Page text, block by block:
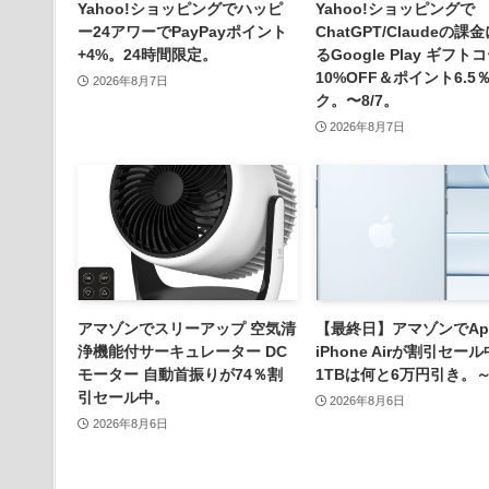
Yahoo!ショッピングでハッピ
ー24アワーでPayPayポイント
+4%。24時間限定。
2026年8月7日
Yahoo!ショッピングで
ChatGPT/Claudeの課金
るGoogle Play ギフトコ
10%OFF＆ポイント6.5
ク。〜8/7。
2026年8月7日
アマゾンでスリーアップ 空気清
浄機能付サーキュレーター DC
モーター 自動首振りが74％割
引セール中。
2026年8月6日
【最終日】アマゾンで
iPhone Airが割引セール
1TBは何と6万円引き。
2026年8月6日